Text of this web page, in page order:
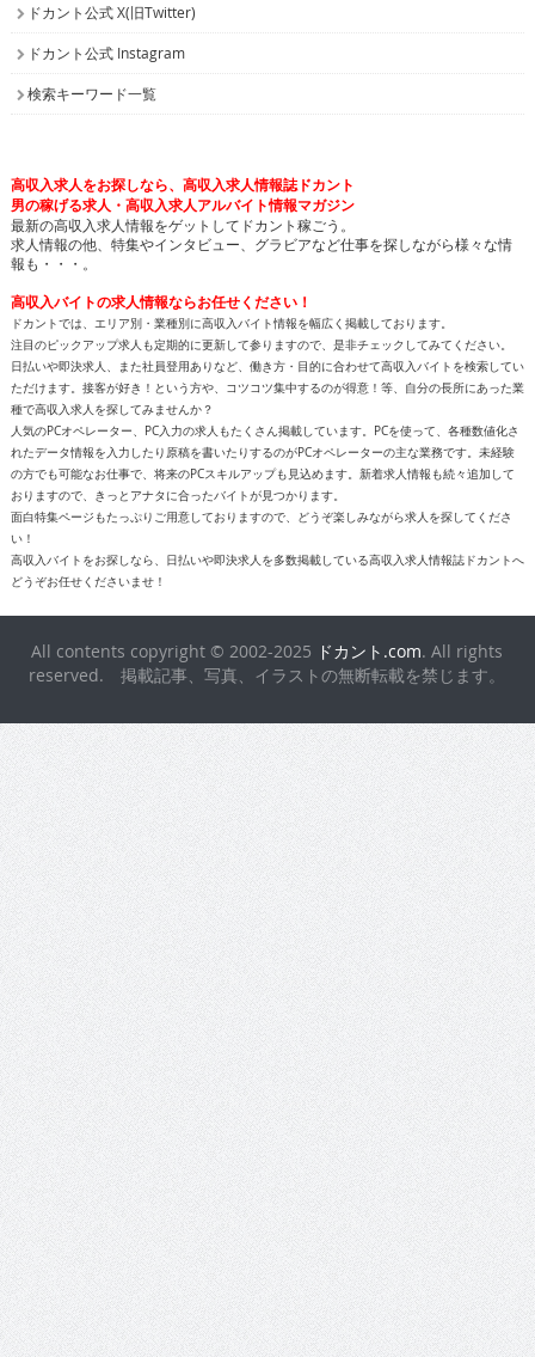
ドカント公式 X(旧Twitter)
ドカント公式 Instagram
検索キーワード一覧
高収入求人をお探しなら、高収入求人情報誌ドカント
男の稼げる求人・高収入求人アルバイト情報マガジン
最新の高収入求人情報をゲットしてドカント稼ごう。
求人情報の他、特集やインタビュー、グラビアなど仕事を探しながら様々な情
報も・・・。
高収入バイトの求人情報ならお任せください！
ドカントでは、エリア別・業種別に高収入バイト情報を幅広く掲載しております。
注目のピックアップ求人も定期的に更新して参りますので、是非チェックしてみてください。
日払いや即決求人、また社員登用ありなど、働き方・目的に合わせて高収入バイトを検索してい
ただけます。接客が好き！という方や、コツコツ集中するのが得意！等、自分の長所にあった業
種で高収入求人を探してみませんか？
人気のPCオペレーター、PC入力の求人もたくさん掲載しています。PCを使って、各種数値化さ
れたデータ情報を入力したり原稿を書いたりするのがPCオペレーターの主な業務です。未経験
の方でも可能なお仕事で、将来のPCスキルアップも見込めます。新着求人情報も続々追加して
おりますので、きっとアナタに合ったバイトが見つかります。
面白特集ページもたっぷりご用意しておりますので、どうぞ楽しみながら求人を探してくださ
い！
高収入バイトをお探しなら、日払いや即決求人を多数掲載している高収入求人情報誌ドカントへ
どうぞお任せくださいませ！
All contents copyright © 2002-2025 ドカント.com. All rights
reserved. 掲載記事、写真、イラストの無断転載を禁じます。